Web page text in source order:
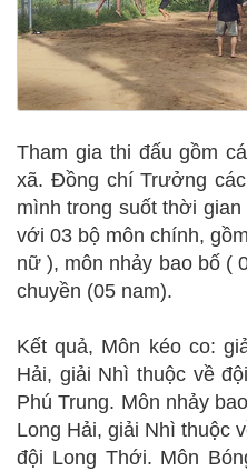
Tham gia thi đấu gồm
xã. Đồng chí Trưởng
mình trong suốt thời
với 03 bộ môn chính,
nữ ), môn nhảy bao bố (
chuyền (05 nam).
Kết quả, Môn kéo co:
Hải, giải Nhì thuộc về
Phú Trung. Môn nhảy
Long Hải, giải Nhì thuộc
đội Long Thới. Môn